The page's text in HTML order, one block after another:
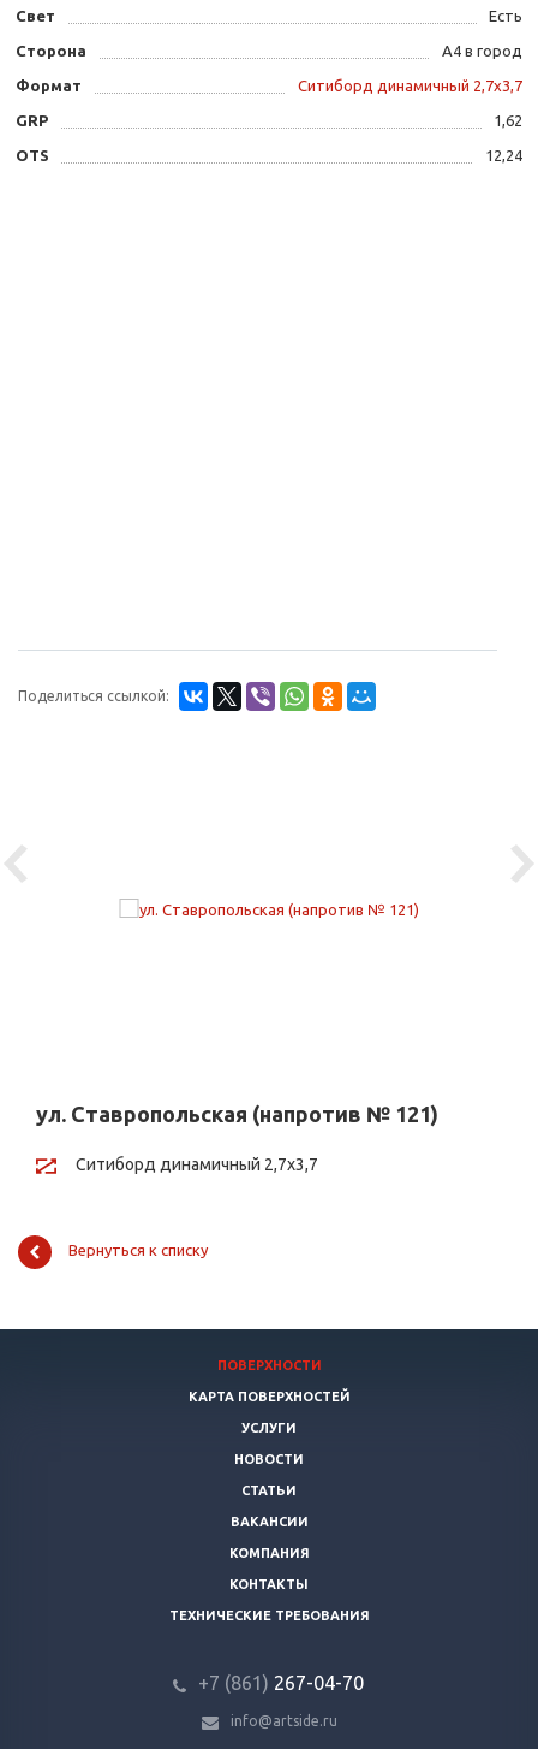
Свет Есть
Сторона А4 в город
Формат Ситиборд динамичный 2,7х3,7
GRP 1,62
OTS 12,24
Поделиться ссылкой:
Previous
ул. Ставропольская (напротив № 121)
Ситиборд динамичный 2,7х3,7
Вернуться к списку
ПОВЕРХНОСТИ
КАРТА ПОВЕРХНОСТЕЙ
УСЛУГИ
НОВОСТИ
СТАТЬИ
ВАКАНСИИ
КОМПАНИЯ
КОНТАКТЫ
ТЕХНИЧЕСКИЕ ТРЕБОВАНИЯ
+7 (861) 267-04-70
info@artside.ru